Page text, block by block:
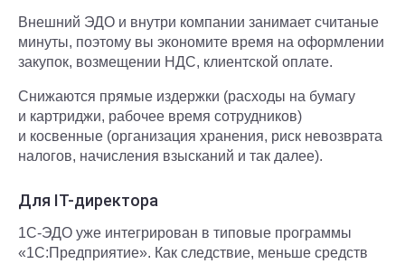
Внешний ЭДО и внутри компании занимает считаные
минуты, поэтому вы экономите время на оформлении
закупок, возмещении НДС, клиентской оплате.
Снижаются прямые издержки (расходы на бумагу
и картриджи, рабочее время сотрудников)
и косвенные (организация хранения, риск невозврата
налогов, начисления взысканий и так далее).
Для IT-директора
1С-ЭДО уже интегрирован в типовые программы
«1С:Предприятие». Как следствие, меньше средств